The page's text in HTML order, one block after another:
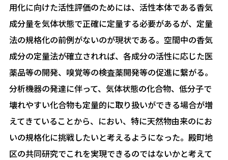
⽤化に向けた活性評価のためには、活性本体である⾹気
成分量を気体状態で正確に定量する必要があるが、定量
法の規格化の前例がないのが現状である。空間中の⾹気
成分の定量法が確⽴されれば、各成分の活性に応じた医
薬品等の開発、嗅覚等の検査薬開発等の促進に繋がる。
分析機器の発達に伴って、気体状態の化合物、低分⼦で
壊れやすい化合物も定量的に取り扱いができる場合が増
えてきていることから、におい、特に天然物由来のにお
いの規格化に挑戦したいと考えるようになった。殿町地
区の共同研究でこれを実現できるのではないかと考えて